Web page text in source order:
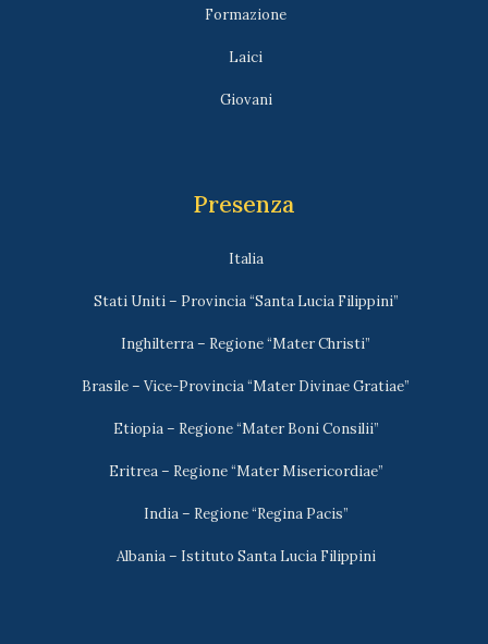
Formazione
Laici
Giovani
Presenza
Italia
Stati Uniti – Provincia “Santa Lucia Filippini”
Inghilterra – Regione “Mater Christi”
Brasile – Vice-Provincia “Mater Divinae Gratiae”
Etiopia – Regione “Mater Boni Consilii”
Eritrea – Regione “Mater Misericordiae”
India – Regione “Regina Pacis”
Albania – Istituto Santa Lucia Filippini